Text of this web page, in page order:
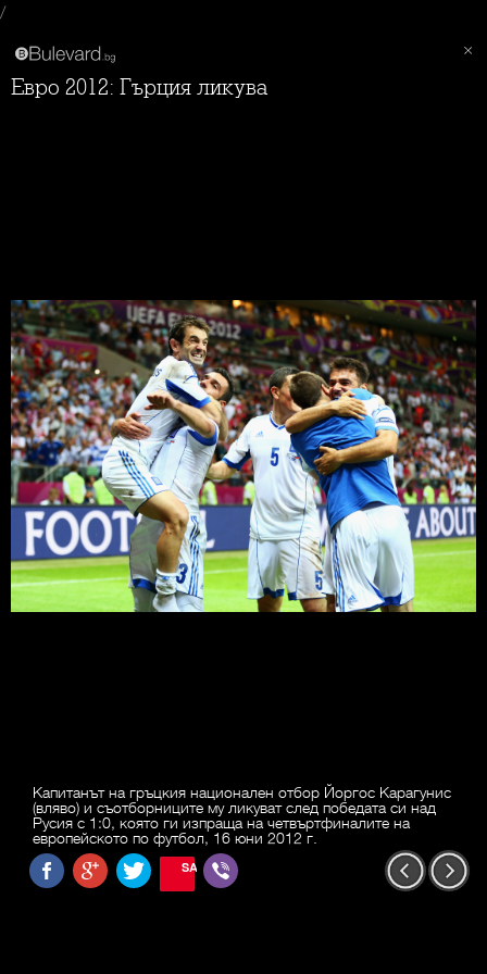
/
Евро 2012: Гърция ликува
Капитанът на гръцкия национален отбор Йоргос Карагунис
(вляво) и съотборниците му ликуват след победата си над
Русия с 1:0, която ги изпраща на четвъртфиналите на
европейското по футбол, 16 юни 2012 г.
SAVE